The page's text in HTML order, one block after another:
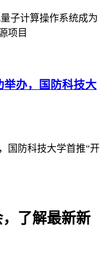
子计算操作系统成为
项目
举办，国防科技大
国防科技大学首推“开
了解最新新